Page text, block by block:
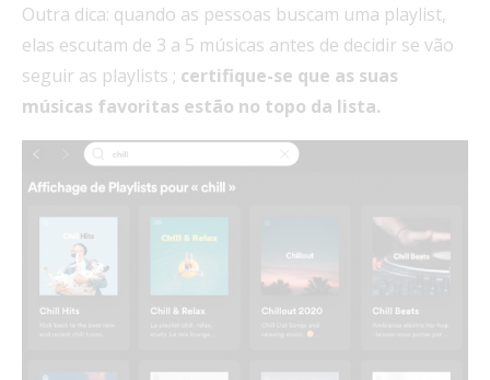
Outra dica: quando as pessoas buscam uma playlist,
elas escutam de 3 a 5 músicas antes de decidir se vão
seguir as playlists ; certifique-se que as suas
músicas favoritas estão no topo da lista.